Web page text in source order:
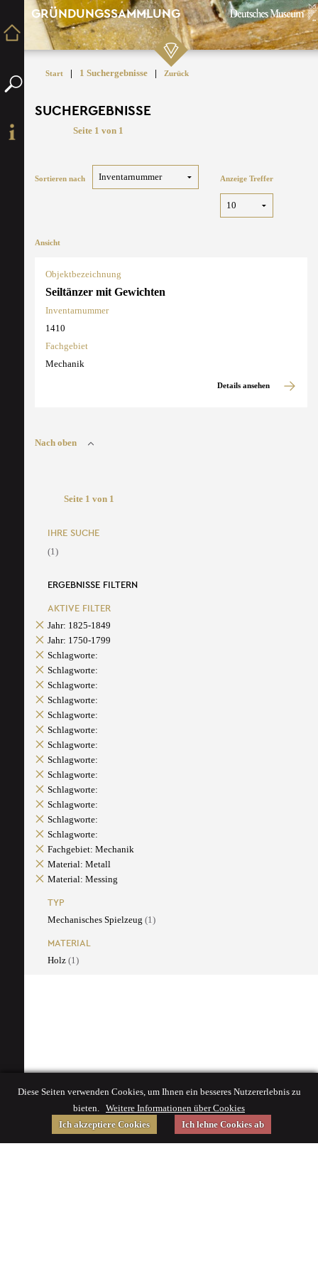
GRÜNDUNGSSAMMLUNG
Start | 1 Suchergebnisse | Zurück
SUCHERGEBNISSE
Seite 1 von 1
Sortieren nach Anzeige Treffer
Ansicht
Objektbezeichnung
Seiltänzer mit Gewichten
Inventarnummer
1410
Fachgebiet
Mechanik
Details ansehen
Nach oben
Seite 1 von 1
IHRE SUCHE
(1)
ERGEBNISSE FILTERN
AKTIVE FILTER
Jahr: 1825-1849
Jahr: 1750-1799
Schlagworte:
Schlagworte:
Schlagworte:
Schlagworte:
Schlagworte:
Schlagworte:
Schlagworte:
Schlagworte:
Schlagworte:
Schlagworte:
Schlagworte:
Schlagworte:
Schlagworte:
Fachgebiet: Mechanik
Material: Metall
Material: Messing
TYP
Mechanisches Spielzeug (1)
MATERIAL
Holz (1)
Diese Seiten verwenden Cookies, um Ihnen ein besseres Nutzererlebnis zu
bieten. Weitere Informationen über Cookies
Ich akzeptiere Cookies
Ich lehne Cookies ab